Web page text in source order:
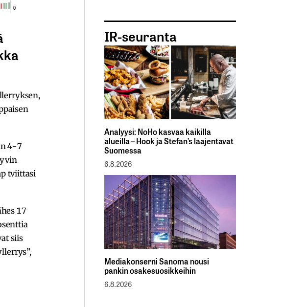
4-7
tviittasi
17
siis
IR-seuranta
Analyysi: NoHo kasvaa kaikilla
alueilla – Hook ja Stefan’s laajentavat
Suomessa
6.8.2026
Mediakonserni Sanoma nousi
pankin osakesuosikkeihin
6.8.2026